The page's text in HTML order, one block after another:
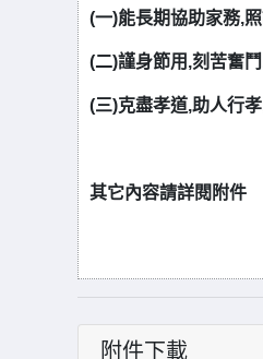
(一)能長期協助家務,
(二)謹身節用,刻苦奮
(三)克盡孝道,助人行
其它內容請詳閱附件
附件下載